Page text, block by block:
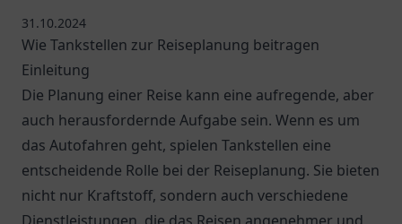
31.10.2024
Wie Tankstellen zur Reiseplanung beitragen
Einleitung
Die Planung einer Reise kann eine aufregende, aber
auch herausfordernde Aufgabe sein. Wenn es um
das Autofahren geht, spielen Tankstellen eine
entscheidende Rolle bei der Reiseplanung. Sie bieten
nicht nur Kraftstoff, sondern auch verschiedene